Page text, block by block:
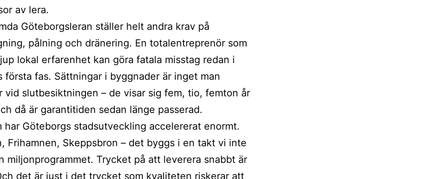
av lera.
Göteborgsleran ställer helt andra krav på
pålning och dränering. En totalentreprenör som
lokal erfarenhet kan göra fatala misstag redan i
första fas. Sättningar i byggnader är inget man
vid slutbesiktningen – de visar sig fem, tio, femton år
då är garantitiden sedan länge passerad.
har Göteborgs stadsutveckling accelererat enormt.
Frihamnen, Skeppsbron – det byggs i en takt vi inte
miljonprogrammet. Trycket på att leverera snabbt är
det är just i det trycket som kvaliteten riskerar att